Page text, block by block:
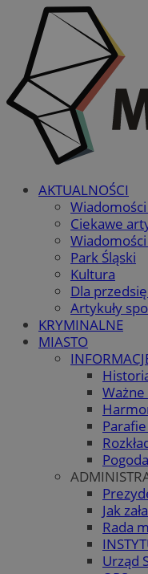
AKTUALNOŚCI
Ciekawe
Park Śląski
Kultura
Dla
Artykuły
KRYMINALNE
MIASTO
Jak
Rada
Urząd